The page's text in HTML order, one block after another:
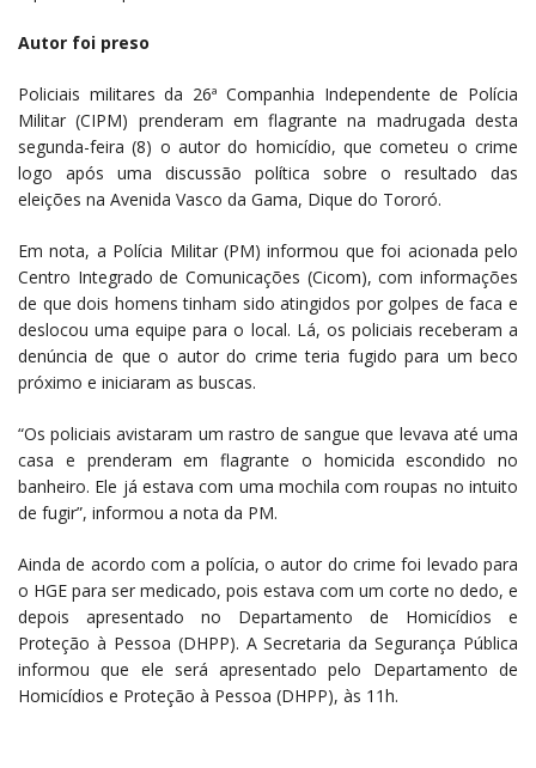
Autor foi preso
Policiais militares da 26ª Companhia Independente de Polícia
Militar (CIPM) prenderam em flagrante na madrugada desta
segunda-feira (8) o autor do homicídio, que cometeu o crime
logo após uma discussão política sobre o resultado das
eleições na Avenida Vasco da Gama, Dique do Tororó.
Em nota, a Polícia Militar (PM) informou que foi acionada pelo
Centro Integrado de Comunicações (Cicom), com informações
de que dois homens tinham sido atingidos por golpes de faca e
deslocou uma equipe para o local. Lá, os policiais receberam a
denúncia de que o autor do crime teria fugido para um beco
próximo e iniciaram as buscas.
“Os policiais avistaram um rastro de sangue que levava até uma
casa e prenderam em flagrante o homicida escondido no
banheiro. Ele já estava com uma mochila com roupas no intuito
de fugir”, informou a nota da PM.
Ainda de acordo com a polícia, o autor do crime foi levado para
o HGE para ser medicado, pois estava com um corte no dedo, e
depois apresentado no Departamento de Homicídios e
Proteção à Pessoa (DHPP). A Secretaria da Segurança Pública
informou que ele será apresentado pelo Departamento de
Homicídios e Proteção à Pessoa (DHPP), às 11h.